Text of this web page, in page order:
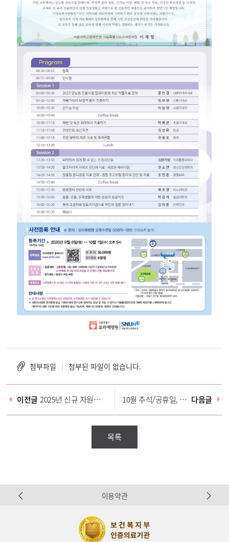
첨부파일 첨부된 파일이 없습니다.
이전글 2025년 신규 자원봉사자 모집안내 10월 추석/공휴일, 개원기념일 외래 휴진 / 추석연휴 가정의학과 외래진료(10.3[금] 10.8[수]) 안내 다음글
목록
ev
io
이용약관
ex
t